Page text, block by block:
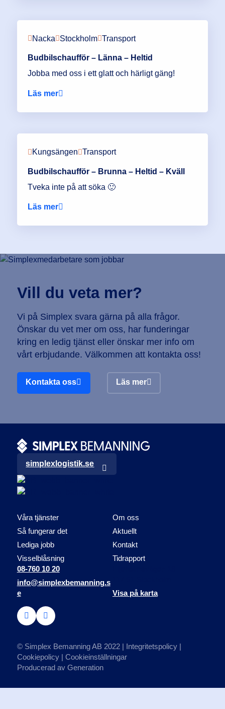
Transport
Nacka Stockholm
Budbilschaufför – Länna – Heltid
Jobba med oss i ett glatt och härligt gäng!
Läs mer
Transport
Kungsängen
Budbilschaufför – Brunna – Heltid – Kväll
Tveka inte på att söka 🙂
Läs mer
Vill du veta mer?
Vi på Simplex svara gärna på alla frågor.
Önskar du vet mer om oss, har funderingar
kring en ledig tjänst eller önskar mer info om
vårt erbjudande. Välkommen att kontakta oss!
Kontakta oss Läs mer
simplexlogistik.se
08-760 10 20
info@simplexbemanning.s
e
Visa på karta
Våra tjänster
Så fungerar det
Lediga jobb
Visselblåsning
Om oss
Aktuellt
Kontakt
Tidrapport
© Simplex Bemanning AB 2022 | Integritetspolicy|
Cookiepolicy| Cookieinställningar
Producerad av Generation